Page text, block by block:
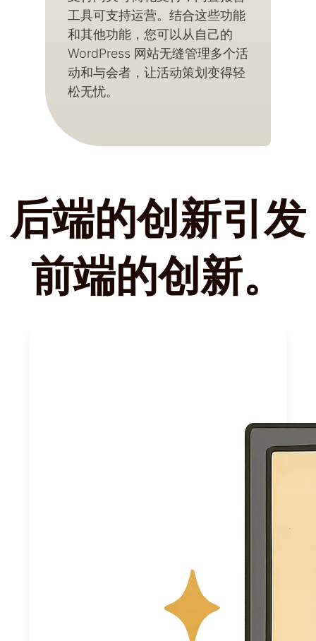
工具可支持运营。结合这些功能
和其他功能，您可以从自己的
WordPress 网站无缝管理多个活
动和与会者，让活动策划变得轻
松无忧。
后端的创新引发
前端的创新。